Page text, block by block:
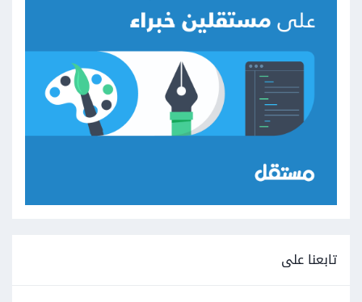
تابعنا على